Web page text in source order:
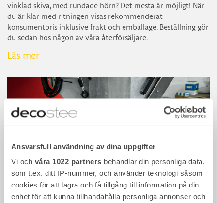
Ansvarsfull användning av dina uppgifter
Vi och våra 1022 partners behandlar din personliga data,
som t.ex. ditt IP-nummer, och använder teknologi såsom
cookies för att lagra och få tillgång till information på din
enhet för att kunna tillhandahålla personliga annonser och
vinklad skiva, med rundade hörn? Det mesta är möjligt! När
du är klar med ritningen visas rekommenderat
konsumentpris inklusive frakt och emballage. Beställning gör
du sedan hos någon av våra återförsäljare.
Läs mer